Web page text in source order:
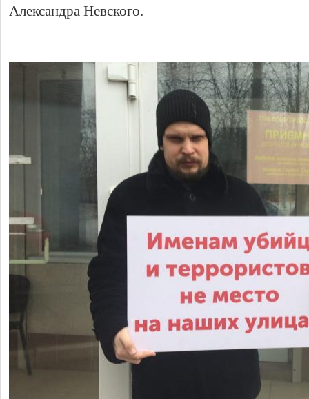
Александра Невского.